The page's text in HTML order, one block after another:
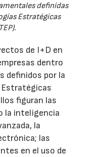
definidas
Estratégicas
de I+D en
dentro
definidos por la
figuran las
la inteligencia
la
las
en el uso de